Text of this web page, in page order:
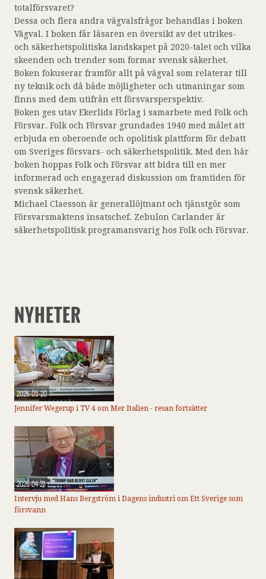
totalförsvaret?
Dessa och flera andra vägvalsfrågor behandlas i boken
Vägval. I boken får läsaren en översikt av det utrikes-
och säkerhetspolitiska landskapet på 2020-talet och vilka
skeenden och trender som formar svensk säkerhet.
Boken fokuserar framför allt på vägval som relaterar till
ny teknik och då både möjligheter och utmaningar som
finns med dem utifrån ett försvarsperspektiv.
Boken ges utav Ekerlids Förlag i samarbete med Folk och
Försvar. Folk och Försvar grundades 1940 med målet att
erbjuda en oberoende och opolitisk plattform för debatt
om Sveriges försvars- och säkerhetspolitik. Med den här
boken hoppas Folk och Försvar att bidra till en mer
informerad och engagerad diskussion om framtiden för
svensk säkerhet.
Michael Claesson är generallöjtnant och tjänstgör som
Försvarsmaktens insatschef. Zebulon Carlander är
säkerhetspolitisk programansvarig hos Folk och Försvar.
NYHETER
2026-05-20
Jennifer Wegerup i TV 4 om Mer Italien - resan fortsätter
2026-04-27
Intervju med Hans Bergström i Dagens industri om Ett Sverige som
försvann